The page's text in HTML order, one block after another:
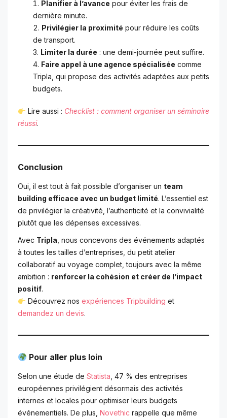
Planifier à l’avance pour éviter les frais de
dernière minute.
Privilégier la proximité pour réduire les coûts
de transport.
Limiter la durée : une demi-journée peut suffire.
Faire appel à une agence spécialisée comme
Tripla, qui propose des activités adaptées aux petits
budgets.
Lire aussi : Checklist : comment organiser un séminaire
réussi.
Conclusion
Oui, il est tout à fait possible d’organiser un team
building efficace avec un budget limité. L’essentiel est
de privilégier la créativité, l’authenticité et la convivialité
plutôt que les dépenses excessives.
Avec Tripla , nous concevons des événements adaptés
à toutes les tailles d’entreprises, du petit atelier
collaboratif au voyage complet, toujours avec la même
ambition : renforcer la cohésion et créer de l’impact
positif.
Découvrez nos expériences Tripbuilding et
demandez un devis.
Pour aller plus loin
Selon une étude de Statista , 47 % des entreprises
européennes privilégient désormais des activités
internes et locales pour optimiser leurs budgets
événementiels. De plus, Novethic rappelle que même